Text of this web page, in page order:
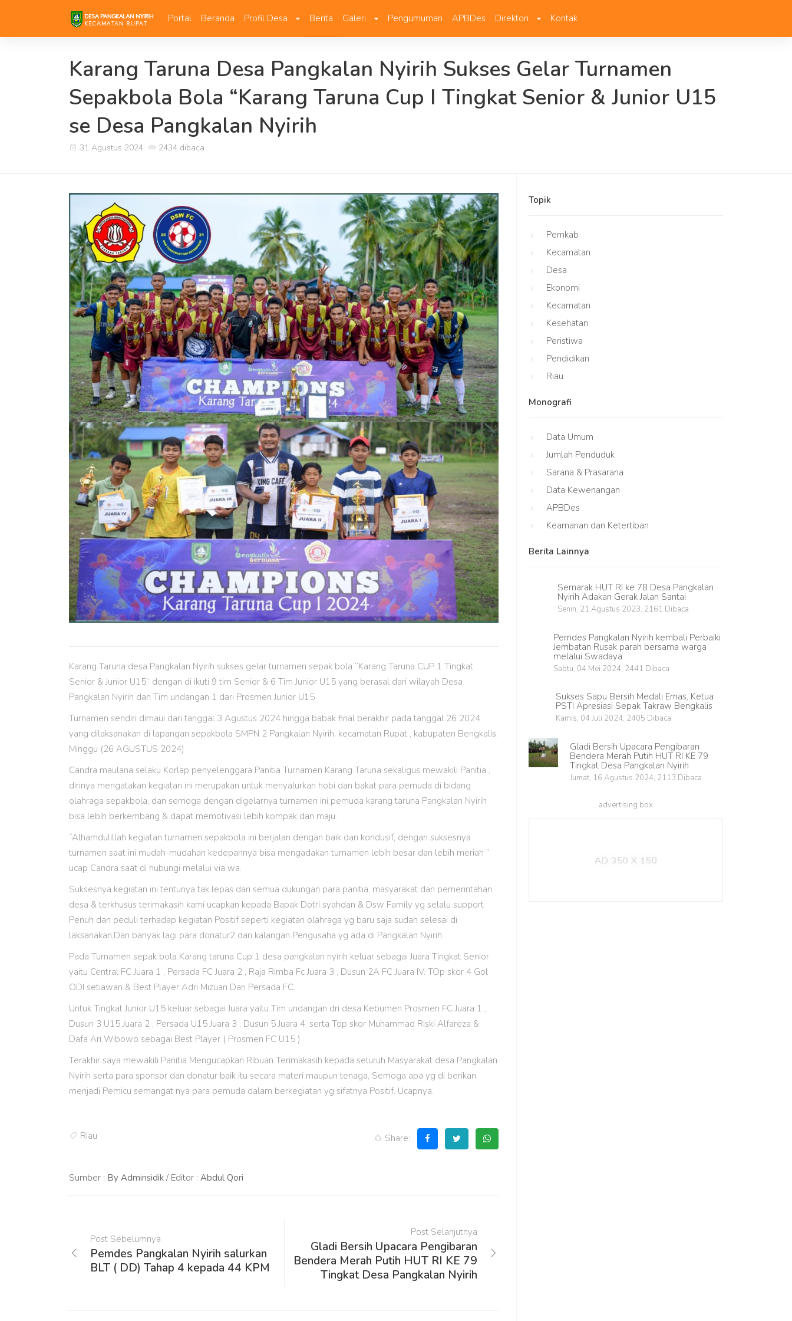
Portal Beranda Profil Desa Berita Galeri Pengumuman APBDes Direktori Kontak
Karang Taruna Desa Pangkalan Nyirih Sukses Gelar Turnamen
Sepakbola Bola “Karang Taruna Cup I Tingkat Senior & Junior U15
se Desa Pangkalan Nyirih
31 Agustus 2024 2434 dibaca
Karang Taruna desa Pangkalan Nyirih sukses gelar turnamen sepak bola “Karang Taruna CUP 1 Tingkat
Senior & Junior U15” dengan di ikuti 9 tim Senior & 6 Tim Junior U15 yang berasal dari wilayah Desa
Pangkalan Nyirih dan Tim undangan 1 dari Prosmen Junior U15
Turnamen sendiri dimaui dari tanggal 3 Agustus 2024 hingga babak final berakhir pada tanggal 26 2024
yang dilaksanakan di lapangan sepakbola SMPN 2 Pangkalan Nyirih, kecamatan Rupat , kabupaten Bengkalis.
Minggu (26 AGUSTUS 2024)
Candra maulana selaku Korlap penyelenggara Panitia Turnamen Karang Taruna sekaligus mewakili Panitia ,
dirinya mengatakan kegiatan ini merupakan untuk menyalurkan hobi dan bakat para pemuda di bidang
olahraga sepakbola, dan semoga dengan digelarnya turnamen ini pemuda karang taruna Pangkalan Nyirih
bisa lebih berkembang & dapat memotivasi lebih kompak dan maju.
“Alhamdulillah kegiatan turnamen sepakbola ini berjalan dengan baik dan kondusif, dengan suksesnya
turnamen saat ini mudah-mudahan kedepannya bisa mengadakan turnamen lebih besar dan lebih meriah ”
ucap Candra saat di hubungi melalui via wa.
Suksesnya kegiatan ini tentunya tak lepas dari semua dukungan para panitia, masyarakat dan pemerintahan
desa & terkhusus terimakasih kami ucapkan kepada Bapak Dotri syahdan & Dsw Family yg selalu support
Penuh dan peduli terhadap kegiatan Positif seperti kegiatan olahraga yg baru saja sudah selesai di
laksanakan,Dan banyak lagi para donatur2 dari kalangan Pengusaha yg ada di Pangkalan Nyirih.
Pada Turnamen sepak bola Karang taruna Cup 1 desa pangkalan nyirih keluar sebagai Juara Tingkat Senior
yaitu Central FC Juara 1 , Persada FC Juara 2 , Raja Rimba Fc Juara 3 , Dusun 2A FC Juara IV. TOp skor 4 Gol
ODI setiawan & Best Player Adri Mizuan Dari Persada FC.
Untuk Tingkat Junior U15 keluar sebagai Juara yaitu Tim undangan dri desa Kebumen Prosmen FC Juara 1 ,
Dusun 3 U15 Juara 2 , Persada U15 Juara 3 , Dusun 5 Juara 4. serta Top skor Muhammad Riski Alfareza &
Dafa Ari Wibowo sebagai Best Player ( Prosmen FC U15 )
Terakhir saya mewakili Panitia Mengucapkan Ribuan Terimakasih kepada seluruh Masyarakat desa Pangkalan
Nyirih serta para sponsor dan donatur baik itu secara materi maupun tenaga, Semoga apa yg di berikan
menjadi Pemicu semangat nya para pemuda dalam berkegiatan yg sifatnya Positif. Ucapnya.
Riau Share:
Sumber : By Adminsidik / Editor : Abdul Qori
Post Sebelumnya
Pemdes Pangkalan Nyirih salurkan
BLT ( DD) Tahap 4 kepada 44 KPM
Post Selanjutnya
Gladi Bersih Upacara Pengibaran
Bendera Merah Putih HUT RI KE 79
Tingkat Desa Pangkalan Nyirih
Topik
Pemkab
Kecamatan
Desa
Ekonomi
Kecamatan
Kesehatan
Peristiwa
Pendidikan
Riau
Monografi
Data Umum
Jumlah Penduduk
Sarana & Prasarana
Data Kewenangan
APBDes
Keamanan dan Ketertiban
Berita Lainnya
Semarak HUT RI ke 78 Desa Pangkalan
Nyirih Adakan Gerak Jalan Santai
Senin, 21 Agustus 2023, 2161 Dibaca
Pemdes Pangkalan Nyirih kembali Perbaiki
Jembatan Rusak parah bersama warga
melalui Swadaya
Sabtu, 04 Mei 2024, 2441 Dibaca
Sukses Sapu Bersih Medali Emas, Ketua
PSTI Apresiasi Sepak Takraw Bengkalis
Kamis, 04 Juli 2024, 2405 Dibaca
Gladi Bersih Upacara Pengibaran
Bendera Merah Putih HUT RI KE 79
Tingkat Desa Pangkalan Nyirih
Jumat, 16 Agustus 2024, 2113 Dibaca
advertising box